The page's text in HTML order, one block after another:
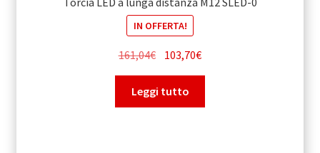
IN OFFERTA!
161,04€
prezzo
originale
era:
103,70€Il
prezzo
è:
Leggi tutto